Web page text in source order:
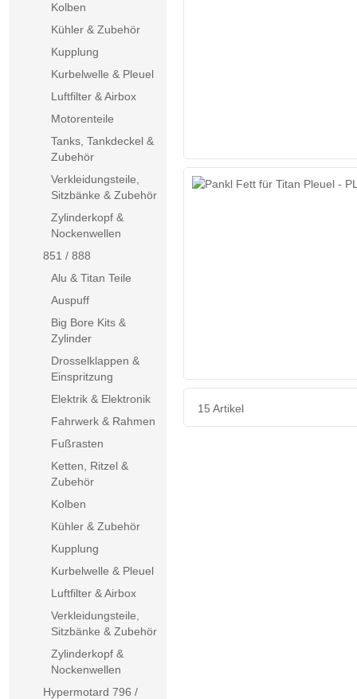
15 Artikel
Kolben
Kühler & Zubehör
Kupplung
Kurbelwelle & Pleuel
Luftfilter & Airbox
Motorenteile
Tanks, Tankdeckel &
Zubehör
Verkleidungsteile,
Sitzbänke & Zubehör
Zylinderkopf &
Nockenwellen
851 / 888
Alu & Titan Teile
Auspuff
Big Bore Kits &
Zylinder
Drosselklappen &
Einspritzung
Elektrik & Elektronik
Fahrwerk & Rahmen
Fußrasten
Ketten, Ritzel &
Zubehör
Kolben
Kühler & Zubehör
Kupplung
Kurbelwelle & Pleuel
Luftfilter & Airbox
Verkleidungsteile,
Sitzbänke & Zubehör
Zylinderkopf &
Nockenwellen
Hypermotard 796 /